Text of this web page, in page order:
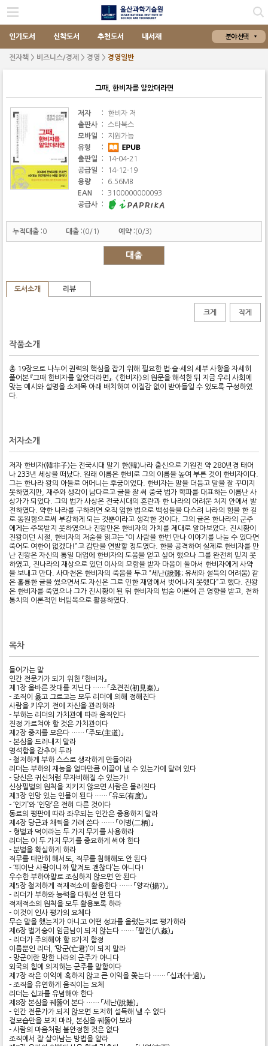
인기도서 신착도서 추천도서 내서재 분야 선택
전자책 > 비즈니스/경제 > 경영 > 경영일반
그때, 한비자를 알았더라면
저자 :
한비자 저
출판사
:
스타북스
모바일
:
지원가능
유형
:
출판일
:
14-04-21
공급일
:
14-12-19
용량
:
6.56MB
EAN
:
3100000000093
공급사
:
누적대출 :0 대출 :(0/1) 예약 :(0/3)
대출
도서소개 리뷰
크게 작게
작품소개
총 19장으로 나누어 권력의 핵심을 잡기 위해 필요한 법·술·세의 세부 사항을 자세히
풀어본 『그때 한비자를 알았더라면』. 《한비자》의 원문을 해석한 뒤 지금 우리 사회에
맞는 예시와 설명을 소제목 아래 배치하여 이질감 없이 받아들일 수 있도록 구성하였
다.
저자소개
저자 한비자(韓非子)는 전국시대 말기 한(韓)나라 출신으로 기원전 약 280년경 태어
나 233년 세상을 떠났다. 원래 이름은 한비로 그의 이름을 높여 부른 것이 한비자이다.
그는 한나라 왕의 아들로 어머니는 후궁이었다. 한비자는 말을 더듬고 말을 잘 꾸미지
못하였지만, 재주와 생각이 남다르고 글을 잘 써 중국 법가 학파를 대표하는 이름난 사
상가가 되었다. 그의 법가 사상은 전국시대의 혼란과 한 나라의 어려운 처지 안에서 발
전하였다. 약한 나라를 구하려면 오직 엄한 법으로 백성들을 다스려 나라의 힘을 한 길
로 동원함으로써 부강하게 되는 것뿐이라고 생각한 것이다. 그의 글은 한나라의 군주
에게는 주목받지 못하였으나 진왕만은 한비자의 가치를 제대로 알아보았다. 진시황이
진왕이던 시절, 한비자의 저술을 읽고는 “이 사람을 한번 만나 이야기를 나눌 수 있다면
죽어도 여한이 없겠다!”고 감탄을 연발할 정도였다. 한을 공격하여 실제로 한비자를 만
난 진왕은 자신의 통일 대업에 한비자의 도움을 얻고 싶어 했으나 그를 완전히 믿지 못
하였고, 진나라의 재상으로 있던 이사의 모함을 받자 마음이 돌아서 한비자에게 사약
을 보내고 만다. 사마천은 한비자의 죽음을 두고 “세난(說難; 유세와 설득의 어려움) 같
은 훌륭한 글을 썼으면서도 자신은 그로 인한 재앙에서 벗어나지 못했다”고 했다. 진왕
은 한비자를 죽였으나 그가 진시황이 된 뒤 한비자의 법술 이론에 큰 영향을 받고, 천하
통치의 이론적인 버팀목으로 활용하였다.
목차
들어가는 말
인간 전문가가 되기 위한 『한비자』
제1장 올바른 잣대를 지닌다 …… 「초견진(初見秦)」
- 조직이 옳고 그르고는 모두 리더에 의해 정해진다
사람을 키우기 전에 자신을 관리하라
- 부하는 리더의 가치관에 따라 움직인다
진정 가르쳐야 할 것은 가치관이다
제2장 중지를 모은다 …… 「주도(主道)」
- 본심을 드러내지 말라
명석함을 감추어 두라
- 철저하게 부하 스스로 생각하게 만들어라
리더는 부하의 재능을 얼마만큼 이끌어 낼 수 있는가에 달려 있다
- 당신은 귀신처럼 무자비해질 수 있는가!
신상필벌의 원칙을 지키지 않으면 사람은 물러진다
제3장 인망 있는 인물이 된다 …… 「유도(有度)」
- ‘인기’와 ‘인망’은 전혀 다른 것이다
동료의 평판에 따라 좌우되는 인간은 중용하지 말라
제4장 당근과 채찍을 가려 쓴다 …… 「이병(二柄)」
- 형벌과 덕이라는 두 가지 무기를 사용하라
리더는 이 두 가지 무기를 중요하게 써야 한다
- 분별을 확실하게 하라
직무를 태만히 해서도, 직무를 침해해도 안 된다
- ‘뛰어난 사람이니까 맡겨도 괜찮다’는 아니다!
우수한 부하야말로 조심하지 않으면 안 된다
제5장 철저하게 적재적소에 활용한다 …… 「양각(揚?)」
- 리더가 부하와 능력을 다퉈선 안 된다
적재적소의 원칙을 모두 활용토록 하라
- 이것이 인사 평가의 요체다
무슨 말을 했는지가 아니고 어떤 성과를 올렸는지로 평가하라
제6장 벌거숭이 임금님이 되지 않는다 …… 「팔간(八姦)」
- 리더가 주의해야 할 8가지 함정
이름뿐인 리더, ‘망군(亡君)’이 되지 말라
- 망군이란 망한 나라의 군주가 아니다
외국의 힘에 의지하는 군주를 말함이다
제7장 작은 이익에 혹하지 않고 큰 이익을 쫓는다 …… 「십과(十過)」
- 조직을 유연하게 움직이는 요체
리더는 십과를 유념해야 한다
제8장 본심을 꿰뚫어 본다 …… 「세난(說難)」
- 인간 전문가가 되지 않으면 도저히 설득해 낼 수 없다
겉모습만을 보지 마라, 본심을 꿰뚫어 보라
- 사람의 마음처럼 불안정한 것은 없다
조직에서 잘 살아남는 방법을 알라